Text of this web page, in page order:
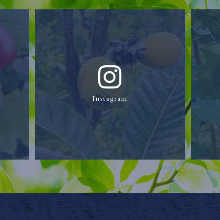
Instagram